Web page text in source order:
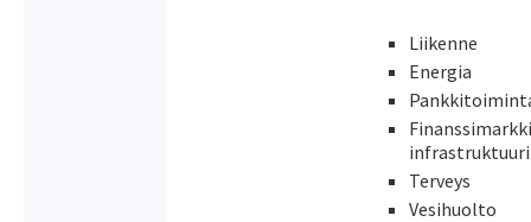
Liikenne
Energia
Terveys
Vesihuolto